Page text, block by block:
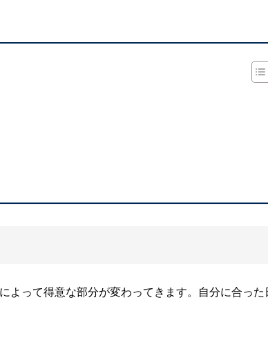
よって得意な部分が変わってきます。自分に合った